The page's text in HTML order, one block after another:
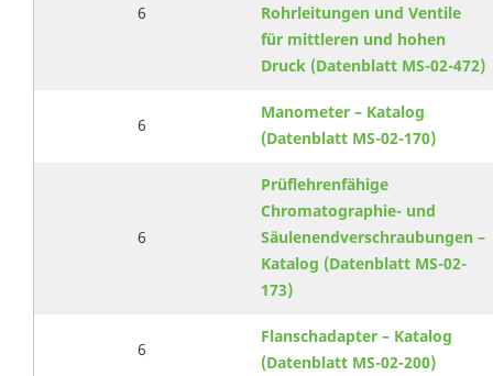
6
Rohrleitungen und Ventile
für mittleren und hohen
Druck (Datenblatt MS-02-472)
6
Manometer – Katalog
(Datenblatt MS-02-170)
6
Prüflehrenfähige
Chromatographie- und
Säulenendverschraubungen –
Katalog (Datenblatt MS-02-
173)
6
Flanschadapter – Katalog
(Datenblatt MS-02-200)